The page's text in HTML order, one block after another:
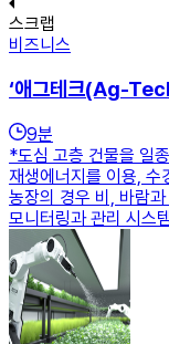
스크랩
비즈니스
‘애그테크(Ag-
9분
*도심 고층 건물을 일
재생에너지를 이용, 수
농장의 경우 비, 바람
모니터링과 관리 시스